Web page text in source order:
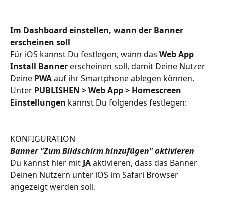
Im Dashboard einstellen, wann der Banner
erscheinen soll
Für iOS kannst Du festlegen, wann das Web App
Install Banner erscheinen soll, damit Deine Nutzer
Deine PWA auf ihr Smartphone ablegen können.
Unter PUBLISHEN > Web App > Homescreen
Einstellungen kannst Du folgendes festlegen:
KONFIGURATION
Banner "Zum Bildschirm hinzufügen" aktivieren
Du kannst hier mit JA aktivieren, dass das Banner
Deinen Nutzern unter iOS im Safari Browser
angezeigt werden soll.